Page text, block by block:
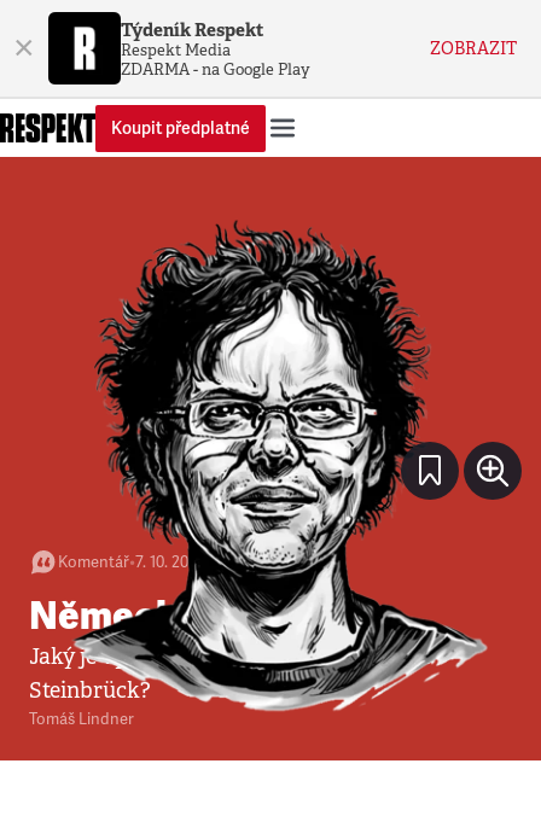
× Týdeník Respekt
Respekt Media
ZDARMA - na Google Play
ZOBRAZIT
Koupit předplatné
Komentář•7. 10. 2012 4minuty
Německá jistota
Jaký je vyzývatel Angely Merkelové Peer
Steinbrück?
Tomáš Lindner